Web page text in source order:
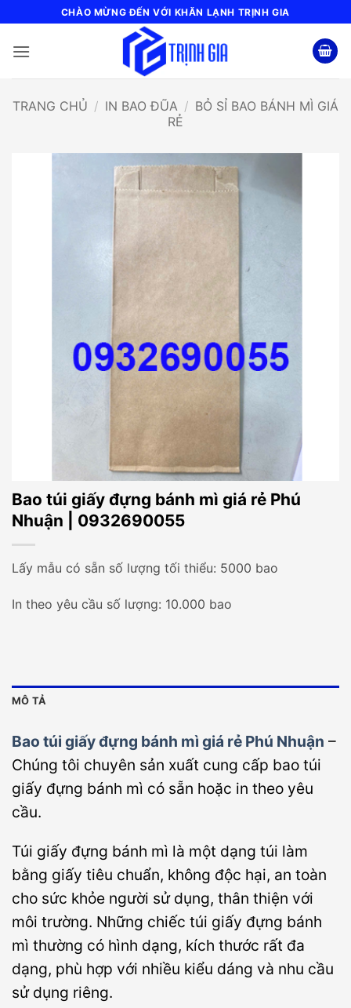
qua
nội
CHÀO MỪNG ĐẾN VỚI KHĂN LẠNH TRỊNH GIA
TRANG CHỦ / IN BAO ĐŨA / BỎ SỈ BAO BÁNH MÌ GIÁ
RẺ
Bao túi giấy đựng bánh mì giá rẻ Phú
Nhuận | 0932690055
Lấy mẫu có sẵn số lượng tối thiểu: 5000 bao
In theo yêu cầu số lượng: 10.000 bao
MÔ TẢ
Bao túi giấy đựng bánh mì giá rẻ Phú Nhuận –
Chúng tôi chuyên sản xuất cung cấp bao túi
giấy đựng bánh mì có sẵn hoặc in theo yêu
cầu.
Túi giấy đựng bánh mì là một dạng túi làm
bằng giấy tiêu chuẩn, không độc hại, an toàn
cho sức khỏe người sử dụng, thân thiện với
môi trường. Những chiếc túi giấy đựng bánh
mì thường có hình dạng, kích thước rất đa
dạng, phù hợp với nhiều kiểu dáng và nhu cầu
sử dụng riêng.